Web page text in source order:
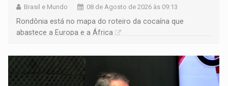
Brasil e Mundo 08 de Agosto de 2026 às 09:13
Rondônia está no mapa do roteiro da cocaína que
abastece a Europa e a África